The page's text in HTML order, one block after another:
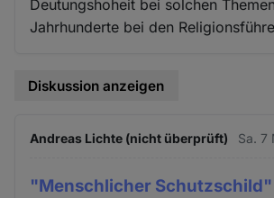
Deutungshoheit bei solchen
Jahrhunderte bei den
Diskussion anzeigen
Andreas Lichte (nicht überprüft) Sa. 7
"Menschlicher Schutzschild"